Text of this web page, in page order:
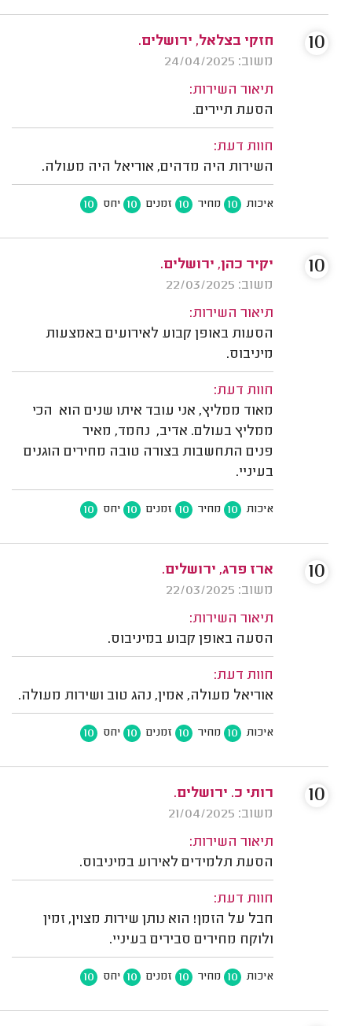
חזקי בצלאל, ירושלים.
משוב: 24/04/2025
תיאור השירות:
הסעת תיירים.
חוות דעת:
השירות היה מדהים, אוריאל היה מעולה.
איכות 10 מחיר 10 זמנים 10 יחס 10
10
יקיר כהן, ירושלים.
משוב: 22/03/2025
תיאור השירות:
הסעות באופן קבוע לאירועים באמצעות
מיניבוס.
חוות דעת:
מאוד ממליץ, אני עובד איתו שנים הוא הכי
ממליץ בעולם. אדיב, נחמד, מאיר
פנים התחשבות בצורה טובה מחירים הוגנים
בעיניי.
איכות 10 מחיר 10 זמנים 10 יחס 10
10
ארז פרג, ירושלים.
משוב: 22/03/2025
תיאור השירות:
הסעה באופן קבוע במיניבוס.
חוות דעת:
אוריאל מעולה, אמין, נהג טוב ושירות מעולה.
איכות 10 מחיר 10 זמנים 10 יחס 10
10
רותי כ. ירושלים.
משוב: 21/04/2025
תיאור השירות:
הסעת תלמידים לאירוע במיניבוס.
חוות דעת:
חבל על הזמן! הוא נותן שירות מצוין, זמין
ולוקח מחירים סבירים בעיניי.
איכות 10 מחיר 10 זמנים 10 יחס 10
10